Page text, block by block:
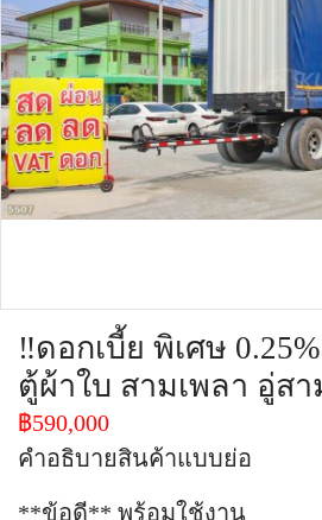
‼️ดอกเบี้ย พิเศษ
ตู้ผ้าใบ สามเพลา อู่ส
฿590,000
คำอธิบายสินค้าแบบย่อ
**ข้อดี** พร้อมใช้งาน